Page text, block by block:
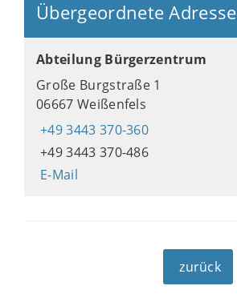
Übergeordnete Adresse
Abteilung Bürgerzentrum
Große Burgstraße 1
06667 Weißenfels
+49 3443 370-360
+49 3443 370-486
E-Mail
zurück